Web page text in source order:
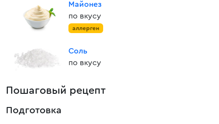
Майонез
по вкусу
аллерген
Соль
по вкусу
Пошаговый рецепт
Подготовка